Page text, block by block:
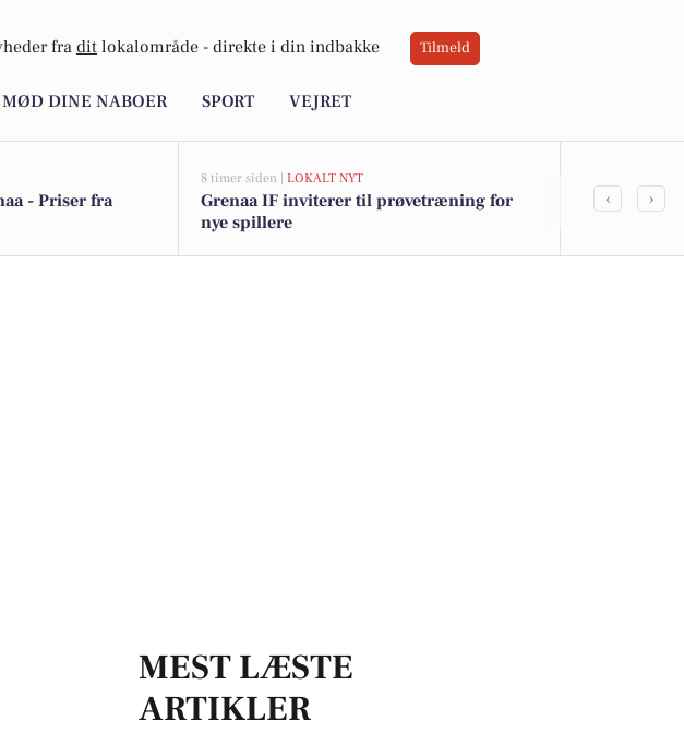
fra dit lokalområde - direkte i din indbakke Tilmeld
MØD DINE NABOER SPORT VEJRET
- Priser fra
8 timer siden | LOKALT NYT
Grenaa IF inviterer til prøvetræning for
nye spillere
Savner du
‹ ›
MEST LÆSTE
ARTIKLER